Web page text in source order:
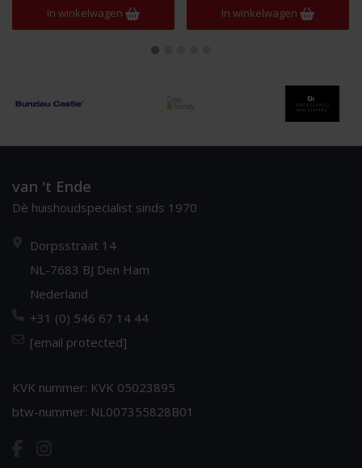
In winkelwagen In winkelwagen
van 't Ende
Dè huishoudspecialist sinds 1970
Dorpsstraat 14
NL-7683 BJ Den Ham
Nederland
+31 (0) 546 67 14 44
[email protected]
KVK nummer: KVK 05023895
btw-nummer: NL007355828B01